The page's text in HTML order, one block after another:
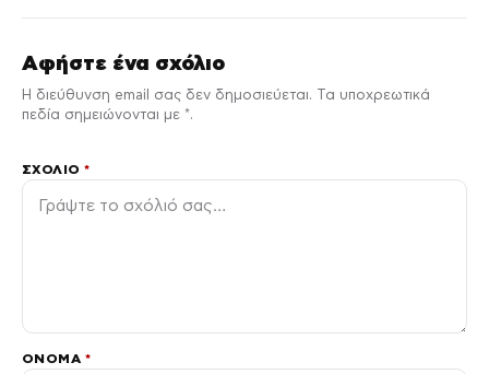
Αφήστε ένα σχόλιο
Η διεύθυνση email σας δεν δημοσιεύεται. Τα υποχρεωτικά
πεδία σημειώνονται με *.
ΣΧΌΛΙΟ*
ΌΝΟΜΑ *